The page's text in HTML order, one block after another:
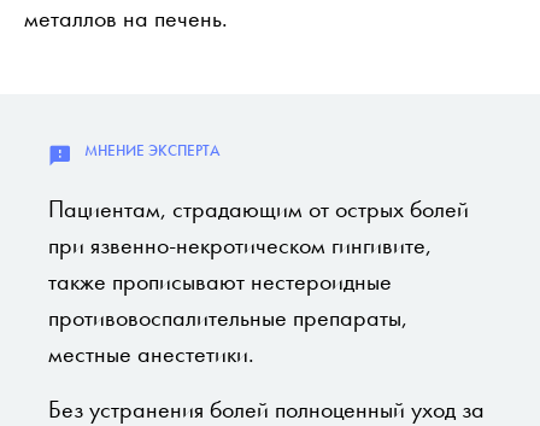
металлов на печень.
Пациентам, страдающим от острых болей
при язвенно-некротическом гингивите,
также прописывают нестероидные
противовоспалительные препараты,
местные анестетики.
Без устранения болей полноценный уход за